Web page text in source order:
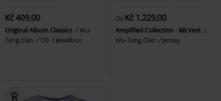
Kč 409,00
Original Album Classics
Wu-
Tang Clan
CD Jewelbox
Od Kč 1.229,00
Amplified Collection - BB Vest
Wu-Tang Clan
Jersey